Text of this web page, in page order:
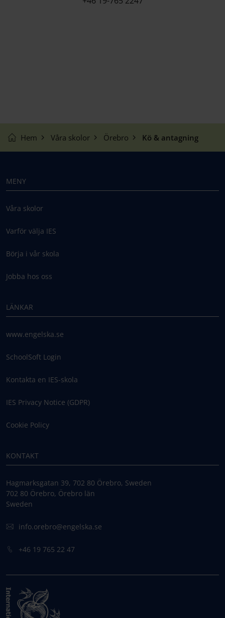
Hem Våra skolor Örebro Kö & antagning
MENY
Våra skolor
Varför välja IES
Börja i vår skola
Jobba hos oss
LÄNKAR
www.engelska.se
SchoolSoft Login
Kontakta en IES-skola
IES Privacy Notice (GDPR)
Cookie Policy
KONTAKT
Hagmarksgatan 39, 702 80 Örebro, Sweden
702 80 Örebro, Örebro län
Sweden
info.orebro@engelska.se
+46 19 765 22 47